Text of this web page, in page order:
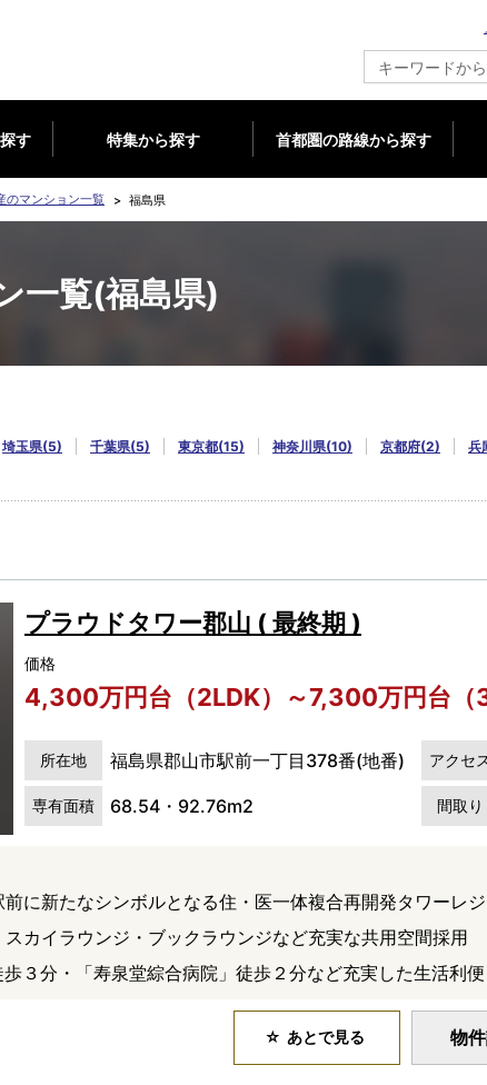
す 特集から探す 首都圏の路線から探す
のマンション一覧 福島県
一覧(福島県)
埼玉県(5) 千葉県(5) 東京都(15) 神奈川県(10) 京都府(2) 兵
プラウドタワー郡山 ( 最終期 )
価格
4,300万円台（2LDK）～7,300万円台（
所在地 福島県郡山市駅前一丁目378番(地番) アクセ
専有面積 68.54・92.76m2 間取り
に新たなシンボルとなる住・医一体複合再開発タワーレ
カイラウンジ・ブックラウンジなど充実な共用空間採用
３分・「寿泉堂綜合病院」徒歩２分など充実した生活利
あとで見る 物